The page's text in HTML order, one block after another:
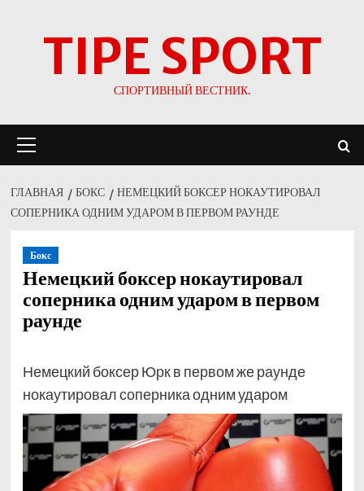
TIPE SPORT
СПОРТИВНЫЙ ВЕСТНИК.
меню
ГЛАВНАЯ БОКС
НЕМЕЦКИЙ БОКСЕР НОКАУТИРОВАЛ
СОПЕРНИКА ОДНИМ УДАРОМ В ПЕРВОМ РАУНДЕ
Бокс
Немецкий боксер нокаутировал
соперника одним ударом в первом
раунде
Немецкий боксер Юрк в первом же раунде
нокаутировал соперника одним ударом